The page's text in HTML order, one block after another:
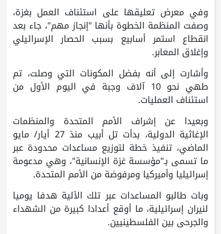
وفي معرض تعليقها على استئناف العمل بغزة،
وصفت المنظمة الخطوة بأنها "إنجاز مهم"، جاء بعد
انقطاع استمر أسابيع بسبب الحصار الإسرائيلي
وإغلاق المعابر.
وأشارت إلى أنه بفضل المكونات التي وصلت، تم
طهي نحو 10 آلاف وجبة في اليوم الأول من
استئناف العمليات.
وبعيدا عن إشراف الأمم المتحدة والمنظمات
الإغاثية الدولية، بدأت تل أبيب منذ 27 أيار/ مايو
الماضي، تنفيذ خطة لتوزيع مساعدات محدودة عبر
ما تسمى بـ"مؤسسة غزة الإنسانية"، وهي مدعومة
إسرائيليا وأميركيا ومرفوضة من الأمم المتحدة.
وبات طالبو المساعدات عبر تلك الآلية هدفا يوميا
لنيران إسرائيلية، ما أوقع أعدادا كبيرة من الشهداء
والجرحى بين الفلسطينيين.